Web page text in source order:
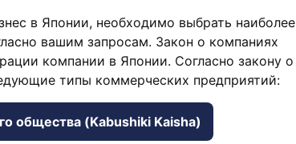
в Японии, необходимо выбрать наиболее
вашим запросам. Закон о компаниях
компании в Японии. Согласно закону о
типы коммерческих предприятий:
общества (Kabushiki Kaisha)